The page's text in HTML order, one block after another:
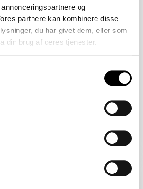
og
partnere kan kombinere disse
du har givet dem, eller som
din brug af deres tjenester.